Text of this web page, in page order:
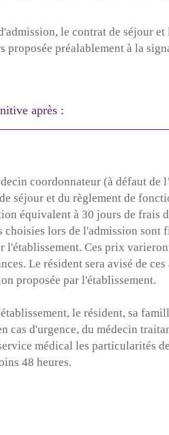
du proche concerné
aux dispositions
sur la liste d’opposition
le contrat de séjour
proposée préalablement à la
après :
coordonnateur (à défaut de
séjour et du règlement de
équivalent à 30 jours de frais
choisies lors de l'admission sont
l'établissement. Ces prix
Le résident sera avisé de
proposée par l'établissement.
le résident, sa
cas d'urgence, du médecin
médical les particularités
48 heures.